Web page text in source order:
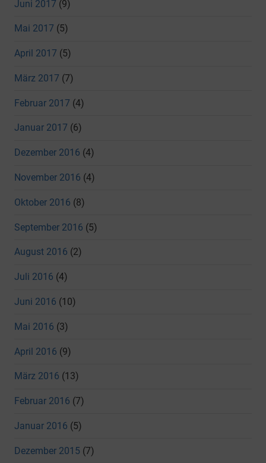
Juni 2017 (9)
Mai 2017 (5)
April 2017 (5)
März 2017 (7)
Februar 2017 (4)
Januar 2017 (6)
Dezember 2016 (4)
November 2016 (4)
Oktober 2016 (8)
September 2016 (5)
August 2016 (2)
Juli 2016 (4)
Juni 2016 (10)
Mai 2016 (3)
April 2016 (9)
März 2016 (13)
Februar 2016 (7)
Januar 2016 (5)
Dezember 2015 (7)